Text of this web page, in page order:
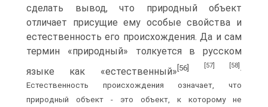
сделать вывод, что природный объект
отличает присущие ему особые свойства и
естественность его происхождения. Да и сам
термин «природный» толкуется в русском
языке как «естественный» [56] [57] [58] .
Естественность происхождения означает, что
природный объект - это объект, к которому не